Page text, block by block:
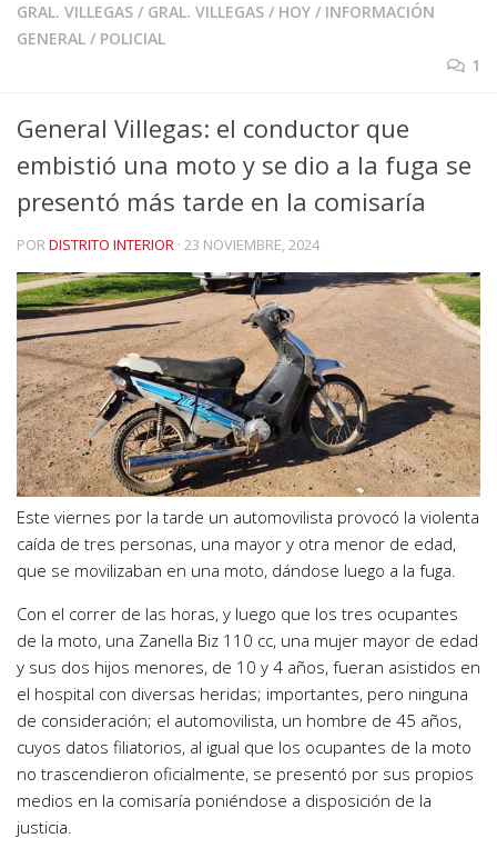
GRAL. VILLEGAS / GRAL. VILLEGAS / HOY / INFORMACIÓN
GENERAL / POLICIAL
1
General Villegas: el conductor que
embistió una moto y se dio a la fuga se
presentó más tarde en la comisaría
PORDISTRITO INTERIOR · 23 NOVIEMBRE, 2024
Este viernes por la tarde un automovilista provocó la violenta
caída de tres personas, una mayor y otra menor de edad,
que se movilizaban en una moto, dándose luego a la fuga.
Con el correr de las horas, y luego que los tres ocupantes
de la moto, una Zanella Biz 110 cc, una mujer mayor de edad
y sus dos hijos menores, de 10 y 4 años, fueran asistidos en
el hospital con diversas heridas; importantes, pero ninguna
de consideración; el automovilista, un hombre de 45 años,
cuyos datos filiatorios, al igual que los ocupantes de la moto
no trascendieron oficialmente, se presentó por sus propios
medios en la comisaría poniéndose a disposición de la
justicia.